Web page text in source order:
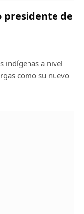
presidente de
indígenas a nivel
como su nuevo